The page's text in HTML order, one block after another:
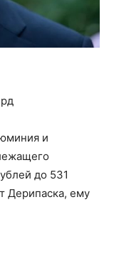
и
до 531
Дерипаска, ему